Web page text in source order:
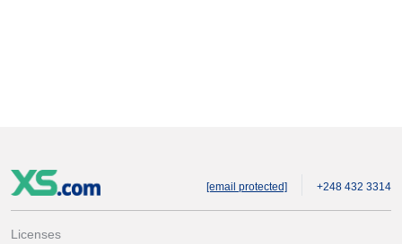
[email protected] +248 432 3314
Licenses